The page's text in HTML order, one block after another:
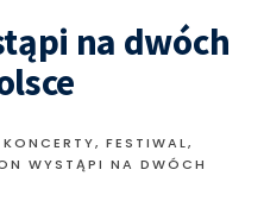
na dwóch
KONCERTY, FESTIWAL,
WYSTĄPI NA DWÓCH